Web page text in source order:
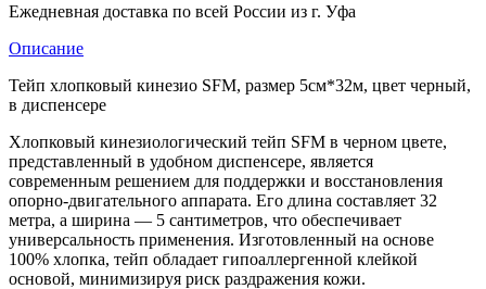
Ежедневная доставка по всей России из г. Уфа
Описание
Тейп хлопковый кинезио SFM, размер 5см*32м, цвет черный,
в диспенсере
Хлопковый кинезиологический тейп SFM в черном цвете,
представленный в удобном диспенсере, является
современным решением для поддержки и восстановления
опорно-двигательного аппарата. Его длина составляет 32
метра, а ширина — 5 сантиметров, что обеспечивает
универсальность применения. Изготовленный на основе
100% хлопка, тейп обладает гипоаллергенной клейкой
основой, минимизируя риск раздражения кожи.